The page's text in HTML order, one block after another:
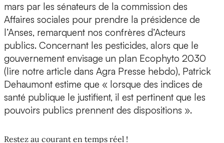
mars par les sénateurs de la commission des
Affaires sociales pour prendre la présidence de
l’Anses, remarquent nos confrères d’Acteurs
publics. Concernant les pesticides, alors que le
gouvernement envisage un plan Ecophyto 2030
(lire notre article dans Agra Presse hebdo), Patrick
Dehaumont estime que « lorsque des indices de
santé publique le justifient, il est pertinent que les
pouvoirs publics prennent des dispositions ».
Restez au courant en temps réel !